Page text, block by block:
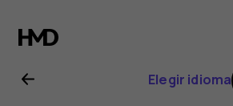
Manual
del Elegir idioma